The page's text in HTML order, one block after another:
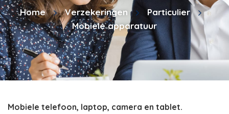
Home Verzekeringen
Particulier
Mobiele apparatuur
Mobiele telefoon, laptop, camera en tablet.